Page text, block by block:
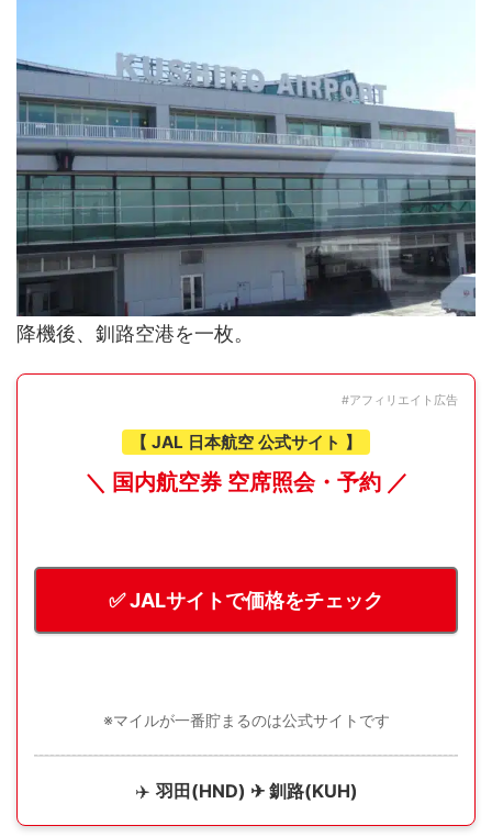
降機後、釧路空港を一枚。
#アフィリエイト広告
【 JAL 日本航空 公式サイト 】
＼ 国内航空券 空席照会・予約 ／
✅ JALサイトで価格をチェック
※マイルが一番貯まるのは公式サイトです
✈️ 羽田(HND) ✈ 釧路(KUH)